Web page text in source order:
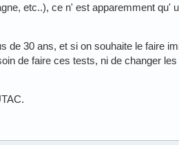
etc..), ce n' est apparemment qu'
de 30 ans, et si on souhaite le faire
de faire ces tests, ni de changer